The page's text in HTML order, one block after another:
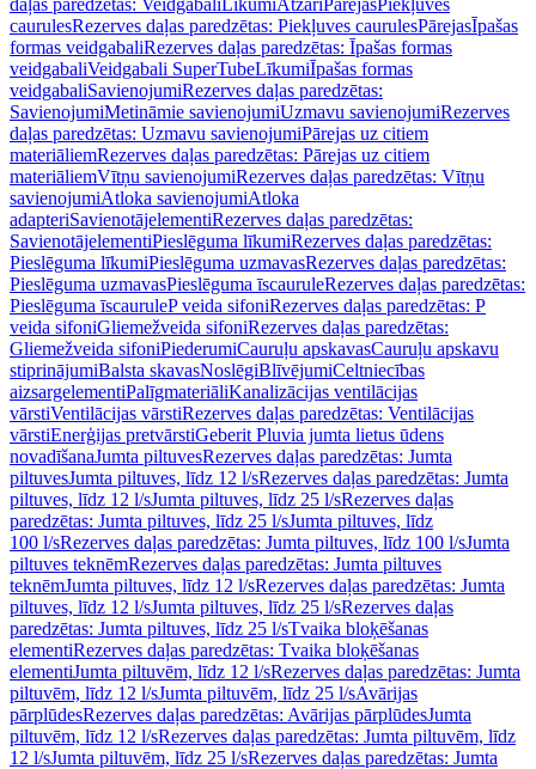
daļas paredzētas: Veidgabali LīkumiAtzari PārejasPiekļuves
caurulesRezerves daļas paredzētas: Piekļuves caurulesPārejasĪpašas
formas veidgabaliRezerves daļas paredzētas: Īpašas formas
veidgabaliVeidgabali SuperTubeLīkumiĪpašas formas
veidgabaliSavienojumiRezerves daļas paredzētas:
SavienojumiMetināmie savienojumiUzmavu savienojumiRezerves
daļas paredzētas: Uzmavu savienojumiPārejas uz citiem
materiāliemRezerves daļas paredzētas: Pārejas uz citiem
materiāliemVītņu savienojumiRezerves daļas paredzētas: Vītņu
savienojumiAtloka savienojumiAtloka
adapteriSavienotājelementiRezerves daļas paredzētas:
SavienotājelementiPieslēguma līkumiRezerves daļas paredzētas:
Pieslēguma līkumiPieslēguma uzmavasRezerves daļas paredzētas:
Pieslēguma uzmavasPieslēguma īscauruleRezerves daļas paredzētas:
Pieslēguma īscauruleP veida sifoniRezerves daļas paredzētas: P
veida sifoniGliemežveida sifoniRezerves daļas paredzētas:
Gliemežveida sifoniPiederumiCauruļu apskavasCauruļu apskavu
stiprinājumiBalsta skavasNoslēgiBlīvējumiCeltniecības
aizsargelementiPalīgmateriāliKanalizācijas ventilācijas
vārstiVentilācijas vārstiRezerves daļas paredzētas: Ventilācijas
vārstiEnerģijas pretvārstiGeberit Pluvia jumta lietus ūdens
novadīšanaJumta piltuvesRezerves daļas paredzētas: Jumta
piltuvesJumta piltuves, līdz 12 l/sRezerves daļas paredzētas: Jumta
piltuves, līdz 12 l/sJumta piltuves, līdz 25 l/sRezerves daļas
paredzētas: Jumta piltuves, līdz 25 l/sJumta piltuves, līdz
100 l/sRezerves daļas paredzētas: Jumta piltuves, līdz 100 l/sJumta
piltuves teknēmRezerves daļas paredzētas: Jumta piltuves
teknēmJumta piltuves, līdz 12 l/sRezerves daļas paredzētas: Jumta
piltuves, līdz 12 l/sJumta piltuves, līdz 25 l/sRezerves daļas
paredzētas: Jumta piltuves, līdz 25 l/sTvaika bloķēšanas
elementiRezerves daļas paredzētas: Tvaika bloķēšanas
elementiJumta piltuvēm, līdz 12 l/sRezerves daļas paredzētas: Jumta
piltuvēm, līdz 12 l/sJumta piltuvēm, līdz 25 l/sAvārijas
pārplūdesRezerves daļas paredzētas: Avārijas pārplūdesJumta
piltuvēm, līdz 12 l/sRezerves daļas paredzētas: Jumta piltuvēm, līdz
12 l/sJumta piltuvēm, līdz 25 l/sRezerves daļas paredzētas: Jumta